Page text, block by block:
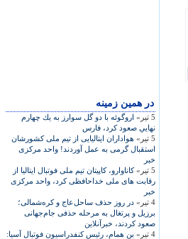
در همين زمينه
5 تیر»
اروگوئه با دو گل سوارز به يك چهارم
نهايي صعود كرد، فارس
5 تیر»
هواداران ايتاليايی از تيم ملی کشورشان
استقبال گرمی به عمل آوردند! واحد مرکزی
خبر
5 تیر»
کاناوارو، کاپيتان تيم ملی فوتبال ايتاليا از
رقابت های ملی خداحافظی کرد، واحد مرکزی
خبر
4 تیر»
در روز حذف ساحل‌عاج و کره‌شمالی؛
برزیل و پرتغال به مرحله حذفی جام‌جهانی
صعود کردند، خبرآنلاين
4 تیر»
بن همام، رئيس کنفدراسيون فوتبال آسيا: